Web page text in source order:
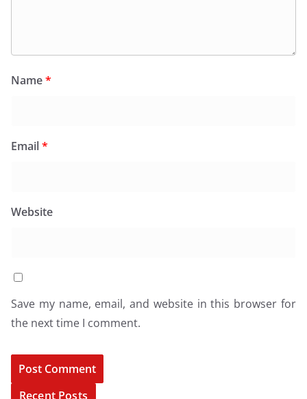
Name*
Email*
Website
Save my name, email, and website in this browser for
the next time I comment.
Recent Posts